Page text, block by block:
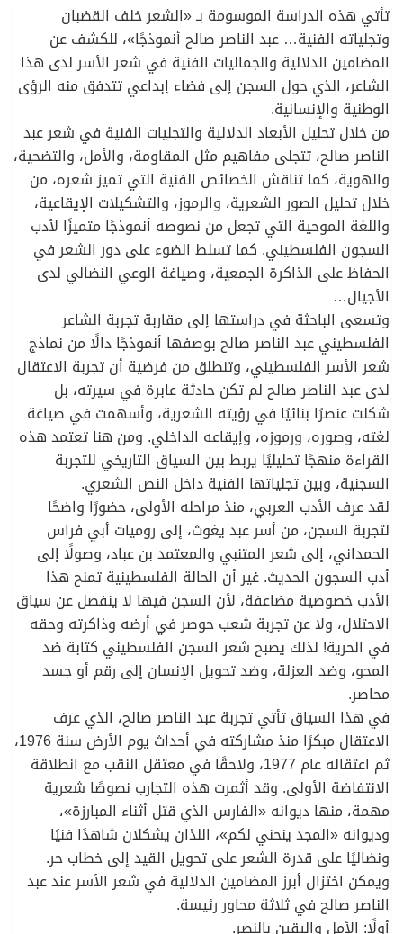
تأتي هذه الدراسة الموسومة بـ «الشعر خلف القضبان
وتجلياته الفنية… عبد الناصر صالح أنموذجًا»، للكشف عن
المضامين الدلالية والجماليات الفنية في شعر الأسر لدى هذا
الشاعر، الذي حول السجن إلى فضاء إبداعي تتدفق منه الرؤى
الوطنية والإنسانية.
من خلال تحليل الأبعاد الدلالية والتجليات الفنية في شعر عبد
الناصر صالح، تتجلى مفاهيم مثل المقاومة، والأمل، والتضحية،
والهوية، كما تناقش الخصائص الفنية التي تميز شعره، من
خلال تحليل الصور الشعرية، والرموز، والتشكيلات الإيقاعية،
واللغة الموحية التي تجعل من نصوصه أنموذجًا متميزًا لأدب
السجون الفلسطيني. كما تسلط الضوء على دور الشعر في
الحفاظ على الذاكرة الجمعية، وصياغة الوعي النضالي لدى
الأجيال…
وتسعى الباحثة في دراستها إلى مقاربة تجربة الشاعر
الفلسطيني عبد الناصر صالح بوصفها أنموذجًا دالًا من نماذج
شعر الأسر الفلسطيني، وتنطلق من فرضية أن تجربة الاعتقال
لدى عبد الناصر صالح لم تكن حادثة عابرة في سيرته، بل
شكلت عنصرًا بنائيًا في رؤيته الشعرية، وأسهمت في صياغة
لغته، وصوره، ورموزه، وإيقاعه الداخلي. ومن هنا تعتمد هذه
القراءة منهجًا تحليليًا يربط بين السياق التاريخي للتجربة
السجنية، وبين تجلياتها الفنية داخل النص الشعري.
لقد عرف الأدب العربي، منذ مراحله الأولى، حضورًا واضحًا
لتجربة السجن، من أسر عبد يغوث، إلى روميات أبي فراس
الحمداني، إلى شعر المتنبي والمعتمد بن عباد، وصولًا إلى
أدب السجون الحديث. غير أن الحالة الفلسطينية تمنح هذا
الأدب خصوصية مضاعفة، لأن السجن فيها لا ينفصل عن سياق
الاحتلال، ولا عن تجربة شعب حوصر في أرضه وذاكرته وحقه
في الحرية! لذلك يصبح شعر السجن الفلسطيني كتابة ضد
المحو، وضد العزلة، وضد تحويل الإنسان إلى رقم أو جسد
محاصر.
في هذا السياق تأتي تجربة عبد الناصر صالح، الذي عرف
الاعتقال مبكرًا منذ مشاركته في أحداث يوم الأرض سنة 1976،
ثم اعتقاله عام 1977، ولاحقًا في معتقل النقب مع انطلاقة
الانتفاضة الأولى. وقد أثمرت هذه التجارب نصوصًا شعرية
مهمة، منها ديوانه «الفارس الذي قتل أثناء المبارزة»،
وديوانه «المجد ينحني لكم»، اللذان يشكلان شاهدًا فنيًا
ونضاليًا على قدرة الشعر على تحويل القيد إلى خطاب حر.
ويمكن اختزال أبرز المضامين الدلالية في شعر الأسر عند عبد
الناصر صالح في ثلاثة محاور رئيسة.
أولًا: الأمل واليقين بالنصر.